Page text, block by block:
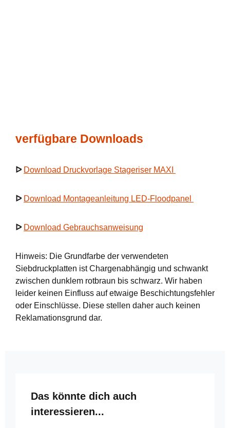
verfügbare Downloads
ᐅ Download Druckvorlage Stageriser MAXI
ᐅ Download Montageanleitung LED-Floodpanel
ᐅ Download Gebrauchsanweisung
Hinweis: Die Grundfarbe der verwendeten
Siebdruckplatten ist Chargenabhängig und schwankt
zwischen dunklem rotbraun bis schwarz. Wir haben
leider keinen Einfluss auf etwaige Beschichtungsfehler
oder Einschlüsse. Diese stellen daher auch keinen
Reklamationsgrund dar.
Produktgalerie überspringen
Das könnte dich auch
interessieren...